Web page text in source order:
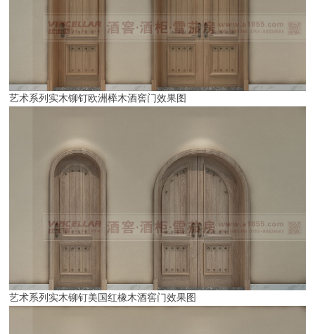
艺术系列实木铆钉欧洲榉木酒窖门效果图
艺术系列实木铆钉美国红橡木酒窖门效果图